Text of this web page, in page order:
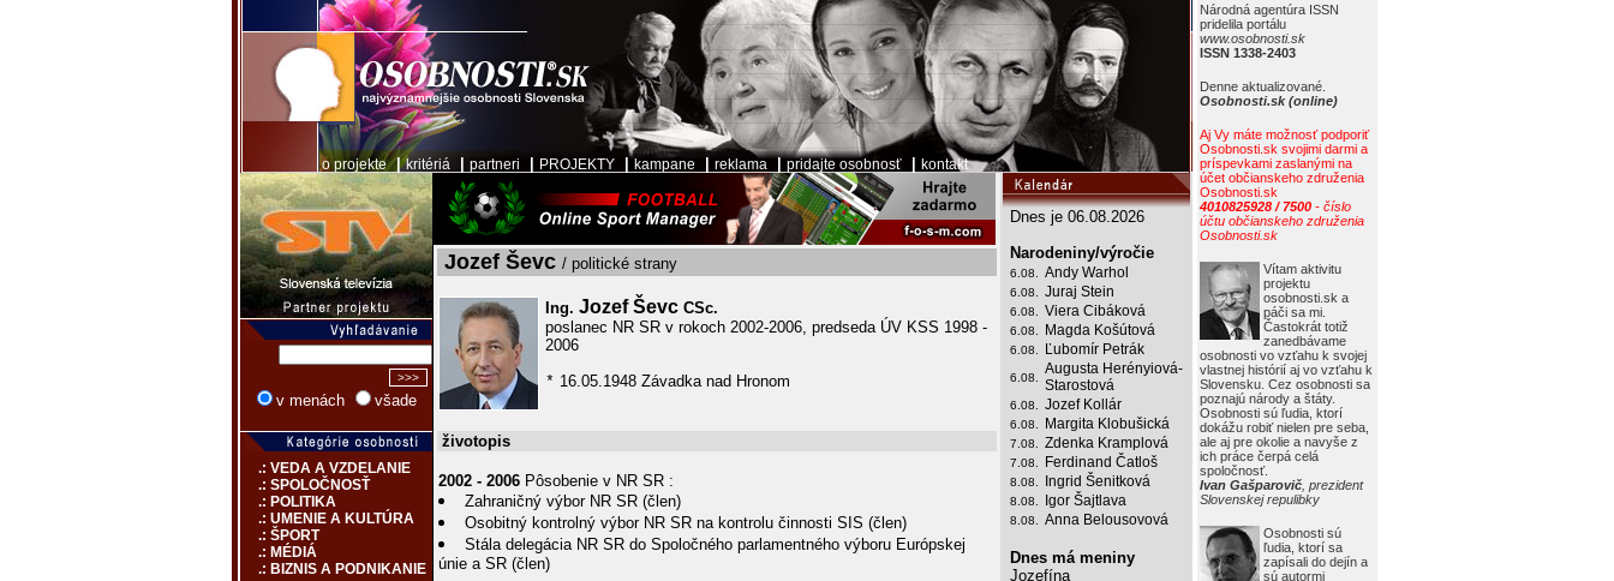
o projekte|kritériá partneri PROJEKTY kampane reklama pridajte osobnosť kontakt
Národná agentúra ISSN
pridelila portálu
www.osobnosti.sk
ISSN 1338-2403
Denne aktualizované.
Osobnosti.sk (online)
Aj Vy máte možnosť podporiť
Osobnosti.sk svojimi darmi a
príspevkami zaslanými na
účet občianskeho združenia
Osobnosti.sk
4010825928 / 7500 - číslo
účtu občianskeho združenia
Osobnosti.sk
Vítam aktivitu
projektu
osobnosti.sk a
páči sa mi.
Častokrát totiž
zanedbávame
osobnosti vo vzťahu k svojej
vlastnej histórií aj vo vzťahu k
Slovensku. Cez osobnosti sa
poznajú národy a štáty.
Osobnosti sú ľudia, ktorí
dokážu robiť nielen pre seba,
ale aj pre okolie a navyše z
ich práce čerpá celá
spoločnosť.
Ivan Gašparovič , prezident
Slovenskej repulibky
Osobnosti sú
ľudia, ktorí sa
zapísali do dejín a
sú autormi
v menách všade
.: VEDA A VZDELANIE
.: SPOLOČNOSŤ
.: POLITIKA
.: UMENIE A KULTÚRA
.: ŠPORT
.: MÉDIÁ
.: BIZNIS A PODNIKANIE
Jozef Ševc / politické strany
Ing. Jozef Ševc CSc.
poslanec NR SR v rokoch 2002-2006, predseda ÚV KSS 1998 -
2006
* 16.05.1948 Závadka nad Hronom
životopis
2002 - 2006 Pôsobenie v NR SR :
Zahraničný výbor NR SR (člen)
Osobitný kontrolný výbor NR SR na kontrolu činnosti SIS (člen)
Stála delegácia NR SR do Spoločného parlamentného výboru Európskej
únie a SR (člen)
Dnes je 06.08.2026
Narodeniny/výročie
6.08. Andy Warhol
6.08. Juraj Stein
6.08. Viera Cibáková
6.08. Magda Košútová
6.08. Ľubomír Petrák
6.08.
Augusta Herényiová-
Starostová
6.08. Jozef Kollár
6.08. Margita Klobušická
7.08. Zdenka Kramplová
7.08. Ferdinand Čatloš
8.08. Ingrid Šenitková
8.08. Igor Šajtlava
8.08. Anna Belousovová
Dnes má meniny
Jozefína